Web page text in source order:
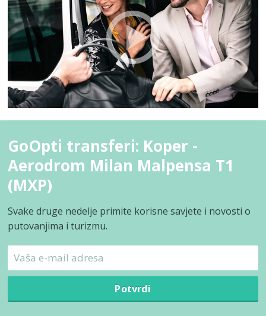
GoOpti transferi: Koper -
Aerodrom Milan Malpensa T1
(MXP)
Svake druge nedelje primite korisne savjete i novosti o
putovanjima i turizmu.
Potvrdi